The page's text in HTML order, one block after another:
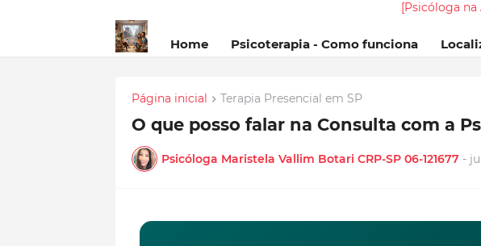
[Psicóloga na
Home Psicoterapia - Como funciona
Página inicial Terapia Presencial em SP
O que posso falar na Consulta com a
Psicóloga Maristela Vallim Botari CRP-SP 06-121677 -